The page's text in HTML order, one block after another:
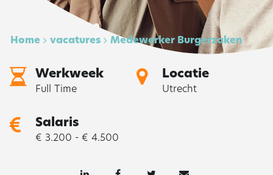
Home vacatures Medewerker Burgerzaken
Werkweek
Full Time
Locatie
Utrecht
Salaris
€ 3.200 - € 4.500